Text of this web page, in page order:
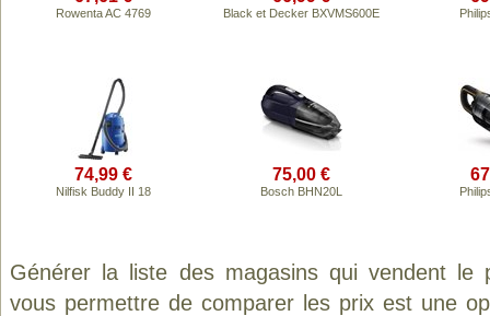
Rowenta AC 4769 Black et Decker BXVMS600E
74,99 €
Nilfisk Buddy II 18
75,00 €
Bosch BHN20L
Générer la liste des magasins qui vendent le
vous permettre de comparer les prix est une